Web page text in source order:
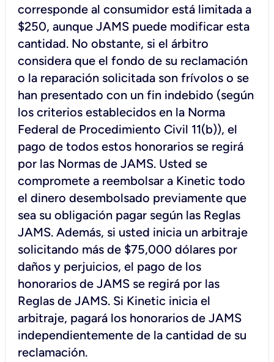
corresponde al consumidor está limitada a
$250, aunque JAMS puede modificar esta
cantidad. No obstante, si el árbitro
considera que el fondo de su reclamación
o la reparación solicitada son frívolos o se
han presentado con un fin indebido (según
los criterios establecidos en la Norma
Federal de Procedimiento Civil 11(b)), el
pago de todos estos honorarios se regirá
por las Normas de JAMS. Usted se
compromete a reembolsar a Kinetic todo
el dinero desembolsado previamente que
sea su obligación pagar según las Reglas
JAMS. Además, si usted inicia un arbitraje
solicitando más de $75,000 dólares por
daños y perjuicios, el pago de los
honorarios de JAMS se regirá por las
Reglas de JAMS. Si Kinetic inicia el
arbitraje, pagará los honorarios de JAMS
independientemente de la cantidad de su
reclamación.